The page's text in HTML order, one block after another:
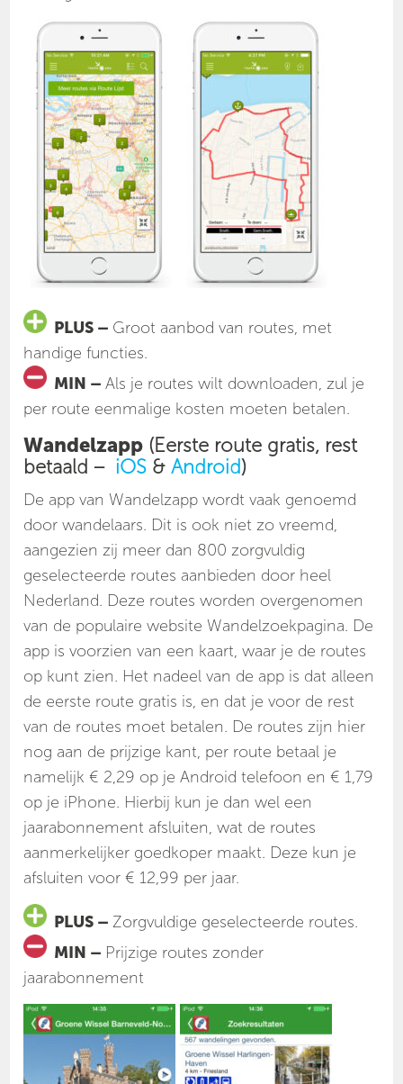
PLUS – Groot aanbod van routes, met
handige functies.
MIN –Als je routes wilt downloaden, zul je
per route eenmalige kosten moeten betalen.
Wandelzapp (Eerste route gratis, rest
betaald – iOS &Android)
De app van Wandelzapp wordt vaak genoemd
door wandelaars. Dit is ook niet zo vreemd,
aangezien zij meer dan 800 zorgvuldig
geselecteerde routes aanbieden door heel
Nederland. Deze routes worden overgenomen
van de populaire website Wandelzoekpagina. De
app is voorzien van een kaart, waar je de routes
op kunt zien. Het nadeel van de app is dat alleen
de eerste route gratis is, en dat je voor de rest
van de routes moet betalen. De routes zijn hier
nog aan de prijzige kant, per route betaal je
namelijk € 2,29 op je Android telefoon en € 1,79
op je iPhone. Hierbij kun je dan wel een
jaarabonnement afsluiten, wat de routes
aanmerkelijker goedkoper maakt. Deze kun je
afsluiten voor € 12,99 per jaar.
PLUS –Zorgvuldige geselecteerde routes.
MIN – Prijzige routes zonder
jaarabonnement